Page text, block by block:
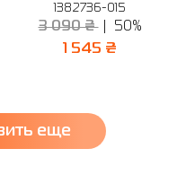
1382736-015
3 090 ₴ 50%
1 545 ₴
еще